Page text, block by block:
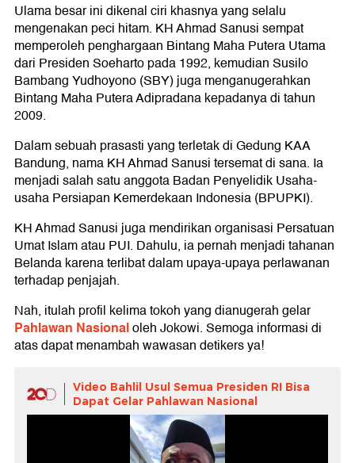
Ulama besar ini dikenal ciri khasnya yang selalu
mengenakan peci hitam. KH Ahmad Sanusi sempat
memperoleh penghargaan Bintang Maha Putera Utama
dari Presiden Soeharto pada 1992, kemudian Susilo
Bambang Yudhoyono (SBY) juga menganugerahkan
Bintang Maha Putera Adipradana kepadanya di tahun
2009.
Dalam sebuah prasasti yang terletak di Gedung KAA
Bandung, nama KH Ahmad Sanusi tersemat di sana. Ia
menjadi salah satu anggota Badan Penyelidik Usaha-
usaha Persiapan Kemerdekaan Indonesia (BPUPKI).
KH Ahmad Sanusi juga mendirikan organisasi Persatuan
Umat Islam atau PUI. Dahulu, ia pernah menjadi tahanan
Belanda karena terlibat dalam upaya-upaya perlawanan
terhadap penjajah.
Nah, itulah profil kelima tokoh yang dianugerah gelar
Pahlawan Nasionaloleh Jokowi. Semoga informasi di
atas dapat menambah wawasan detikers ya!
Video Bahlil Usul Semua Presiden RI Bisa
Dapat Gelar Pahlawan Nasional